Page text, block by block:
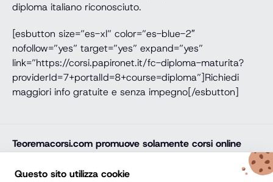
diploma italiano riconosciuto.
[esbutton size=”es-xl” color=”es-blue-2″
nofollow=”yes” target=”yes” expand=”yes”
link=”https://corsi.papironet.it/fc-diploma-maturita?
providerId=7+portalId=8+course=diploma”]Richiedi
maggiori info gratuite e senza impegno[/esbutton]
Teoremacorsi.com promuove solamente corsi online
professionali, corsi per il diploma online, lauree e master
online di comprovata qualità e con attestato finale
Questo sito utilizza cookie